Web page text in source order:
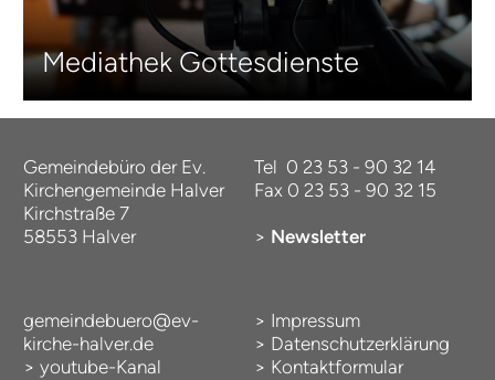
Mediathek Gottesdienste
Gemeindebüro der Ev.
Kirchengemeinde Halver
Kirchstraße 7
58553 Halver
Tel 0 23 53 - 90 32 14
Fax 0 23 53 - 90 32 15
> Newsletter
gemeindebuero@ev-
kirche-halver.de
> youtube-Kanal
> Impressum
> Datenschutzerklärung
> Kontaktformular